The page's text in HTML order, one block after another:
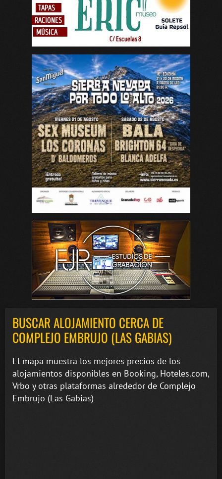
BUSCAR ALOJAMIENTO CERCA DE
COMPLEJO EMBRUJO (LAS GABIAS)
El mapa muestra los mejores precios de los
alojamientos disponibles en Booking, Hoteles.com,
Vrbo y otras plataformas alrededor de Complejo
Embrujo (Las Gabias)